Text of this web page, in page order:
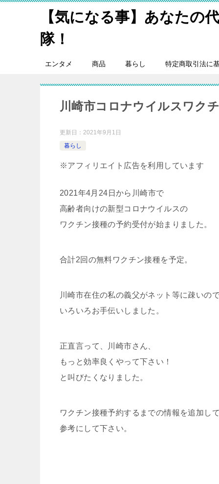
【気になる事】あなたの
隊！
エンタメ 商品 暮らし 特定商取引法に
川崎市コロナウイルスワク
更新日： 2021年9月1日
暮らし
※アフィリエイト広告を利用しています
2021年4月24日から川崎市で
高齢者向けの新型コロナウイルスの
ワクチン接種の予約受付が始まりました。
合計2回の無料ワクチン接種を予定。
川崎市在住の私の義父がネット等に疎いので
いろいろお手伝いしました。
正直言って、川崎市さん、
もっと効率良くやって下さい！
と叫びたくなりました。
ワクチン接種予約するまでの情報を追加し
参考にして下さい。